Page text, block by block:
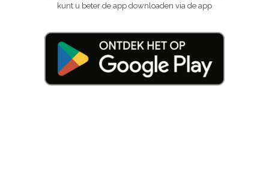
kunt u beter de app downloaden via de app